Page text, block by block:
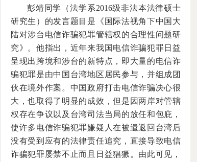
彭靖同学（法学系2016级非法本法律硕士
研究生）的发言题目是《国际法视角下中国大
陆对涉台电信诈骗犯罪管辖权的合理性问题研
究》。他指出，近年来我国电信诈骗犯罪日益
呈现出跨境和涉台的新特点，即大量的电信诈
骗犯罪是由中国台湾地区居民参与，并组成团
伙在境外作案。中国政府打击电信诈骗决心很
大，也取得了明显的成效，但是因两岸对管辖
权存在争议以及台湾司法当局的放任和包庇，
使许多电信诈骗犯罪嫌疑人在被遣返回台湾后
没有受到应有的法律责任追究，直接导致电信
诈骗犯罪屡禁不止而且日益猖獗。由此可见，